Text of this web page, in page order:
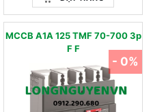
MCCB A1A 125 TMF 70-700 3p
F F
- 0%